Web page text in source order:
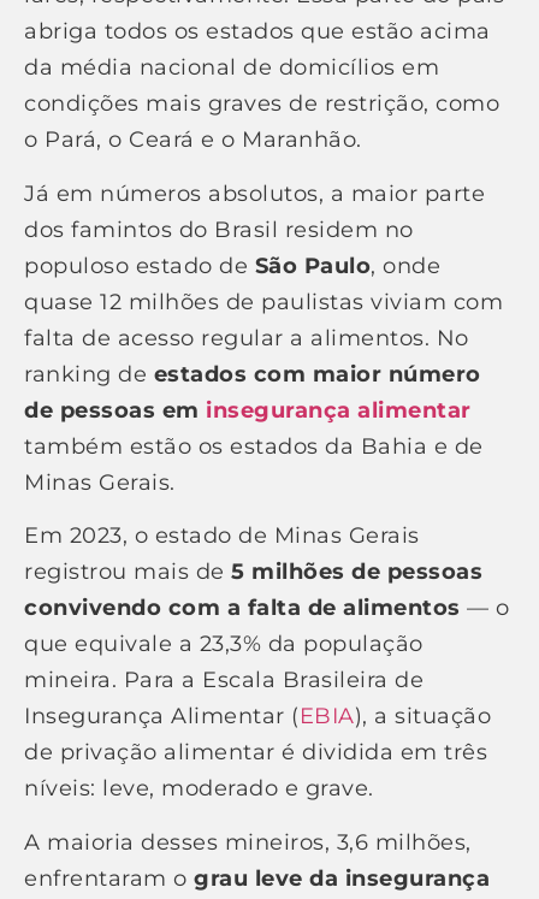
abriga todos os estados que estão acima
da média nacional de domicílios em
condições mais graves de restrição, como
o Pará, o Ceará e o Maranhão.
Já em números absolutos, a maior parte
dos famintos do Brasil residem no
populoso estado de São Paulo, onde
quase 12 milhões de paulistas viviam com
falta de acesso regular a alimentos. No
ranking de estados com maior número
de pessoas em insegurança alimentar
também estão os estados da Bahia e de
Minas Gerais.
Em 2023, o estado de Minas Gerais
registrou mais de 5 milhões de pessoas
convivendo com a falta de alimentos — o
que equivale a 23,3% da população
mineira. Para a Escala Brasileira de
Insegurança Alimentar (EBIA), a situação
de privação alimentar é dividida em três
níveis: leve, moderado e grave.
A maioria desses mineiros, 3,6 milhões,
enfrentaram o grau leve da insegurança